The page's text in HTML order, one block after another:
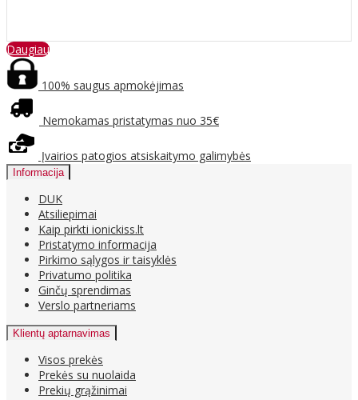
Daugiau
100% saugus apmokėjimas
Nemokamas pristatymas nuo 35€
Įvairios patogios atsiskaitymo galimybės
Informacija
DUK
Atsiliepimai
Kaip pirkti ionickiss.lt
Pristatymo informacija
Pirkimo sąlygos ir taisyklės
Privatumo politika
Ginčų sprendimas
Verslo partneriams
Klientų aptarnavimas
Visos prekės
Prekės su nuolaida
Prekių grąžinimai